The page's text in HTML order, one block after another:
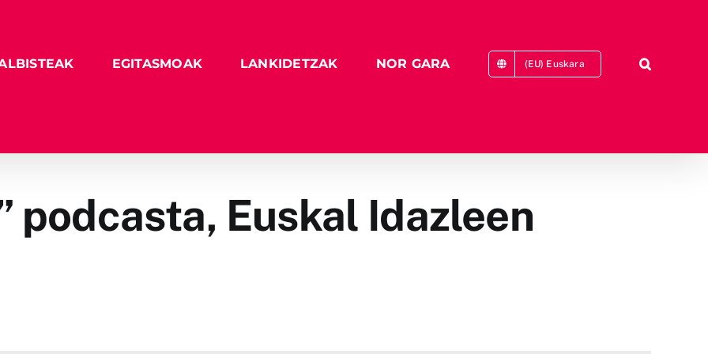
EGITASMOAK LANKIDETZAK NOR GARA (EU) Euskara
podcasta, Euskal Idazleen